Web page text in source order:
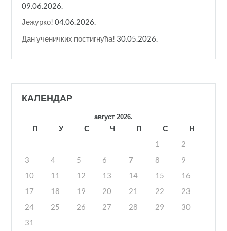
09.06.2026.
Јежурко! 04.06.2026.
Дан ученичких постигнућа! 30.05.2026.
КАЛЕНДАР
август 2026.
П У С Ч П С
Н
1
2
3
4 5 6 7 8
9
10
11 12 13 14 15
16
17
18 19 20 21 22
23
24
25 26 27 28 29
30
31